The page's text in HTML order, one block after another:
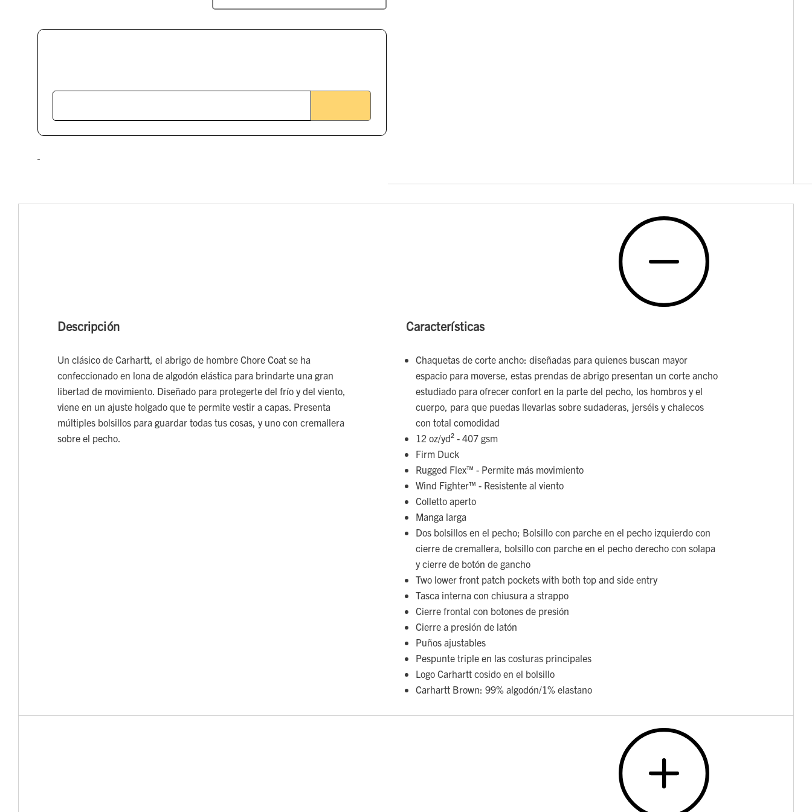
Descripción
Un clásico de Carhartt, el abrigo de hombre Chore Coat se ha
confeccionado en lona de algodón elástica para brindarte una gran
libertad de movimiento. Diseñado para protegerte del frío y del viento,
viene en un ajuste holgado que te permite vestir a capas. Presenta
múltiples bolsillos para guardar todas tus cosas, y uno con cremallera
sobre el pecho.
Características
Chaquetas de corte ancho: diseñadas para quienes buscan mayor
espacio para moverse, estas prendas de abrigo presentan un corte ancho
estudiado para ofrecer confort en la parte del pecho, los hombros y el
cuerpo, para que puedas llevarlas sobre sudaderas, jerséis y chalecos
con total comodidad
12 oz/yd² - 407 gsm
Firm Duck
Rugged Flex™ - Permite más movimiento
Wind Fighter™ - Resistente al viento
Colletto aperto
Manga larga
Dos bolsillos en el pecho; Bolsillo con parche en el pecho izquierdo con
cierre de cremallera, bolsillo con parche en el pecho derecho con solapa
y cierre de botón de gancho
Two lower front patch pockets with both top and side entry
Tasca interna con chiusura a strappo
Cierre frontal con botones de presión
Cierre a presión de latón
Puños ajustables
Pespunte triple en las costuras principales
Logo Carhartt cosido en el bolsillo
Carhartt Brown: 99% algodón/1% elastano